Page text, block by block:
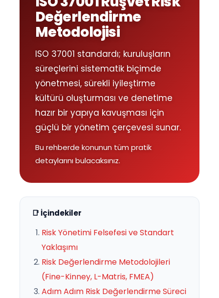
Değerlendirme
Metodolojisi
ISO 37001 standardı; kuruluşların
süreçlerini sistematik biçimde
yönetmesi, sürekli iyileştirme
kültürü oluşturması ve denetime
hazır bir yapıya kavuşması için
güçlü bir yönetim çerçevesi sunar.
Bu rehberde konunun tüm pratik
detaylarını bulacaksınız.
📑 İçindekiler
Risk Yönetimi Felsefesi ve Standart
Yaklaşımı
Risk Değerlendirme Metodolojileri
(Fine-Kinney, L-Matris, FMEA)
Adım Adım Risk Değerlendirme Süreci